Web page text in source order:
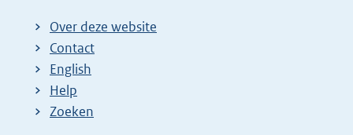
Over deze website
Contact
English
Help
Zoeken